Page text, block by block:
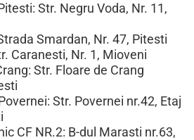
Str. Negru Voda, Nr. 11,
Smardan, Nr. 47, Pitesti
Caranesti, Nr. 1, Mioveni
Str. Floare de Crang
Str. Povernei nr.42, Etaj
CF NR.2: B-dul Marasti nr.63,